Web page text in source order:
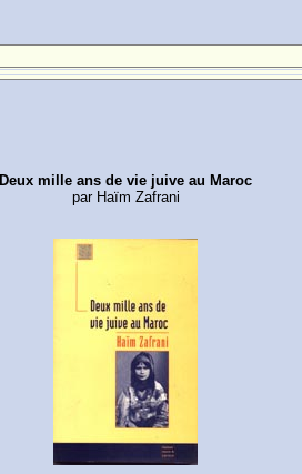
Deux mille ans de vie juive au Maroc
par Haïm Zafrani